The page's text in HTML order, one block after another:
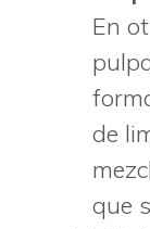
En
de
que